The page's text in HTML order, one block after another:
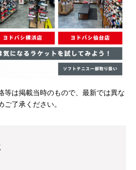
は掲載当時のもので、最新では異な
了承ください。